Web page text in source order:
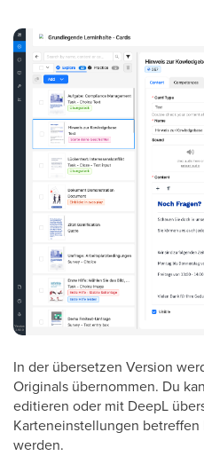
In der übersetzen Version
Originals übernommen. Du
editieren oder mit DeepL
Karteneinstellungen
werden.